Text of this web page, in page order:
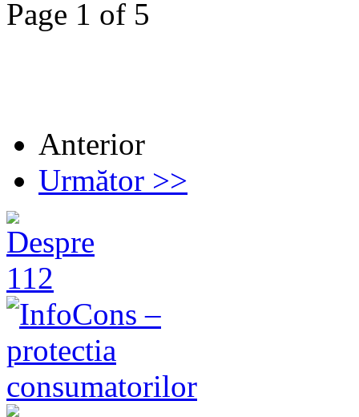
Page 1 of 5
Anterior
Următor >>